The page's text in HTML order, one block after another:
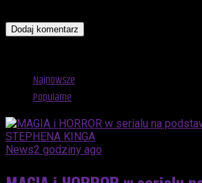
Najnowsze
Popularne
News2 godziny ago